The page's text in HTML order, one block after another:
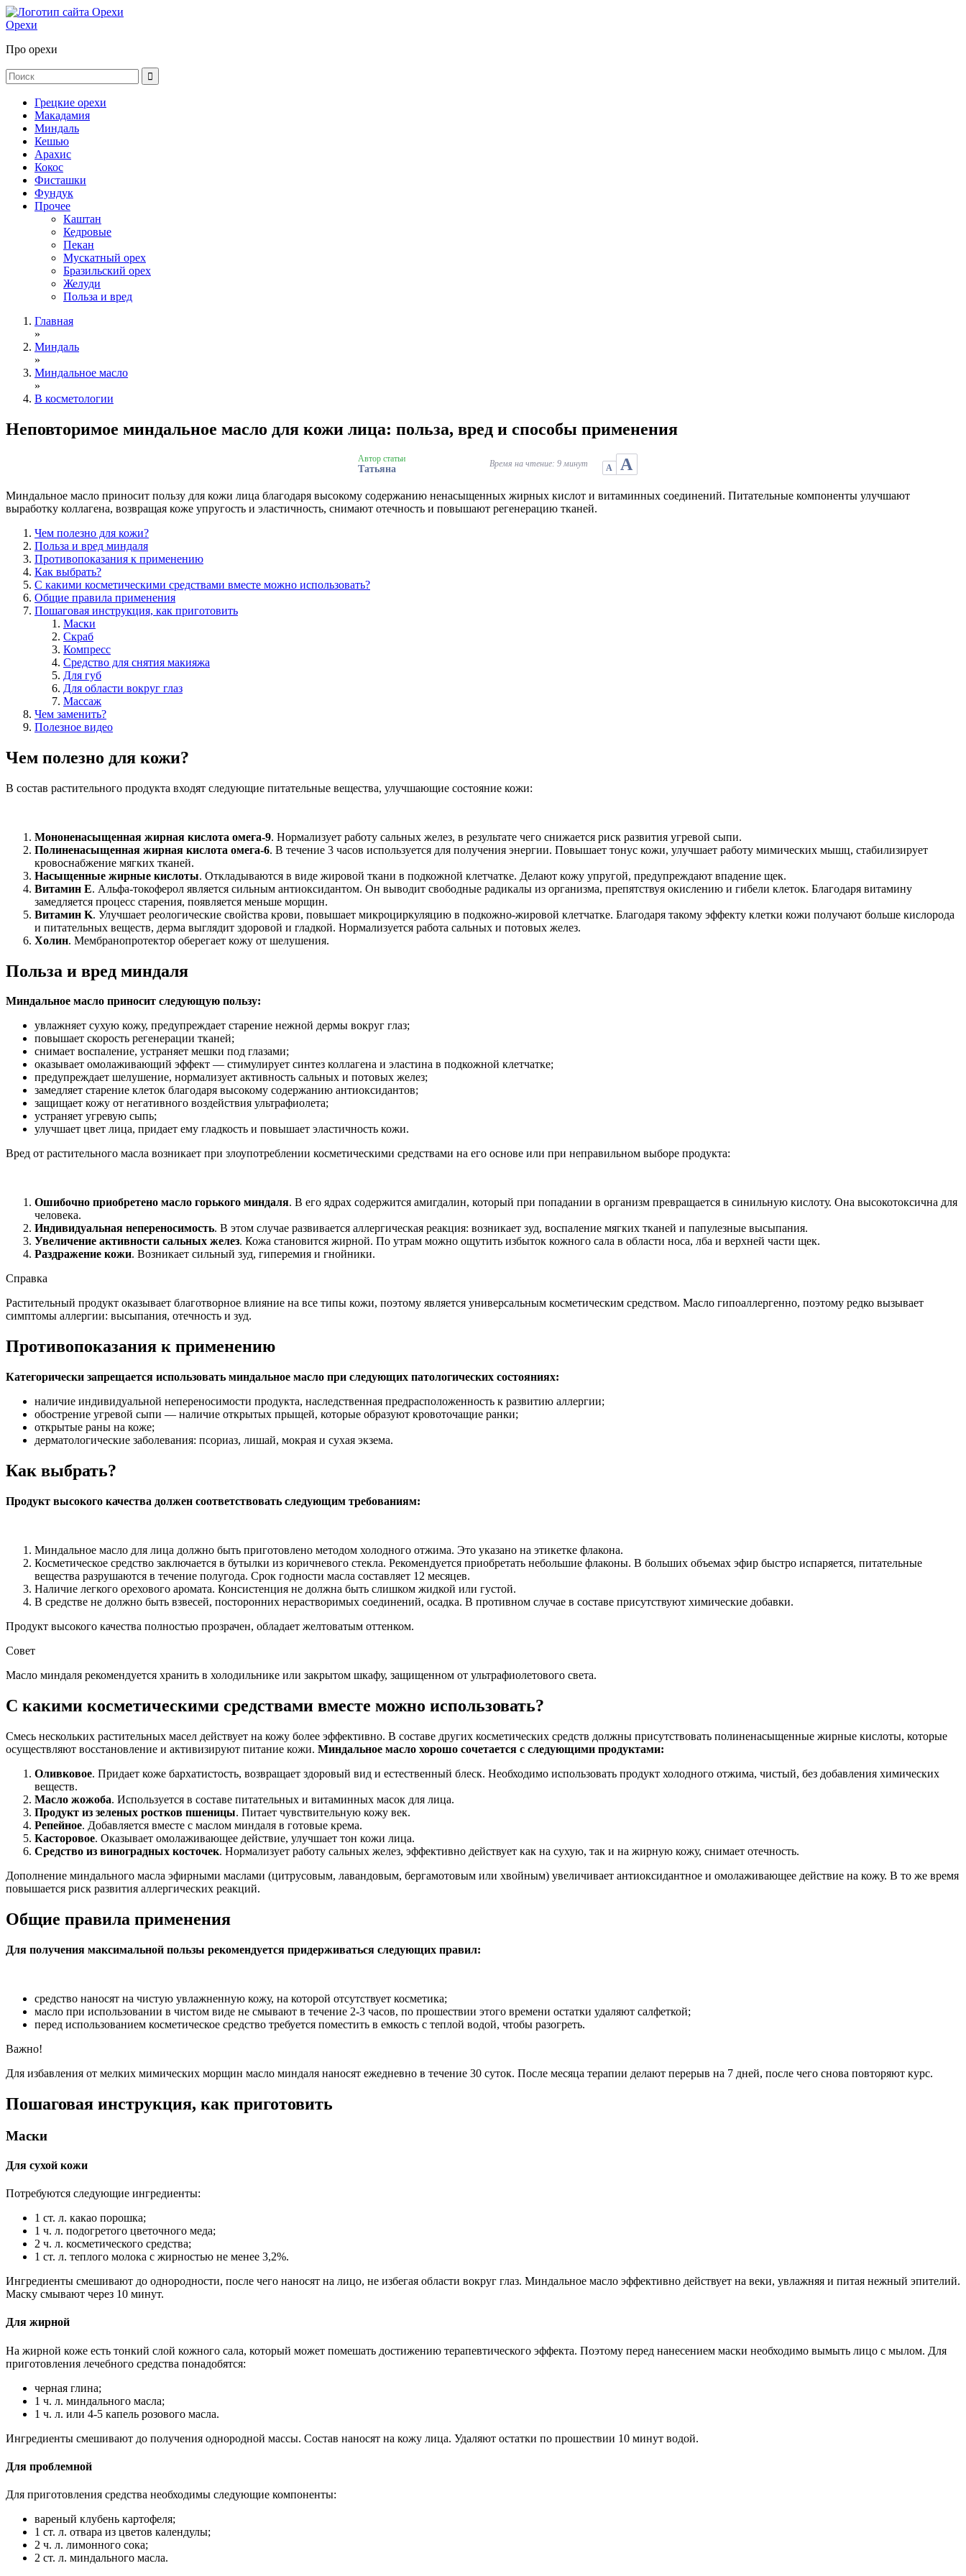
Орехи
Про орехи
Грецкие орехи
Макадамия
Миндаль
Кешью
Арахис
Кокос
Фисташки
Фундук
Прочее
Каштан
Кедровые
Пекан
Мускатный орех
Бразильский орех
Желуди
Польза и вред
Главная
»
Миндаль
»
Миндальное масло
»
В косметологии
Неповторимое миндальное масло для кожи лица: польза, вред и способы применения
Автор статьи
Татьяна Время на чтение: 9 минут А А
Миндальное масло приносит пользу для кожи лица благодаря высокому содержанию ненасыщенных жирных кислот и витаминных соединений. Питательные компоненты улучшают
выработку коллагена, возвращая коже упругость и эластичность, снимают отечность и повышают регенерацию тканей.
Чем полезно для кожи?
Польза и вред миндаля
Противопоказания к применению
Как выбрать?
С какими косметическими средствами вместе можно использовать?
Общие правила применения
Пошаговая инструкция, как приготовить
Маски
Скраб
Компресс
Средство для снятия макияжа
Для губ
Для области вокруг глаз
Массаж
Чем заменить?
Полезное видео
Чем полезно для кожи?
В состав растительного продукта входят следующие питательные вещества, улучшающие состояние кожи:
Мононенасыщенная жирная кислота омега-9. Нормализует работу сальных желез, в результате чего снижается риск развития угревой сыпи.
Полиненасыщенная жирная кислота омега-6. В течение 3 часов используется для получения энергии. Повышает тонус кожи, улучшает работу мимических мышц, стабилизирует
кровоснабжение мягких тканей.
Насыщенные жирные кислоты. Откладываются в виде жировой ткани в подкожной клетчатке. Делают кожу упругой, предупреждают впадение щек.
Витамин E. Альфа-токоферол является сильным антиоксидантом. Он выводит свободные радикалы из организма, препятствуя окислению и гибели клеток. Благодаря витамину
замедляется процесс старения, появляется меньше морщин.
Витамин K. Улучшает реологические свойства крови, повышает микроциркуляцию в подкожно-жировой клетчатке. Благодаря такому эффекту клетки кожи получают больше кислорода
и питательных веществ, дерма выглядит здоровой и гладкой. Нормализуется работа сальных и потовых желез.
Холин. Мембранопротектор оберегает кожу от шелушения.
Польза и вред миндаля
Миндальное масло приносит следующую пользу:
увлажняет сухую кожу, предупреждает старение нежной дермы вокруг глаз;
повышает скорость регенерации тканей;
снимает воспаление, устраняет мешки под глазами;
оказывает омолаживающий эффект — стимулирует синтез коллагена и эластина в подкожной клетчатке;
предупреждает шелушение, нормализует активность сальных и потовых желез;
замедляет старение клеток благодаря высокому содержанию антиоксидантов;
защищает кожу от негативного воздействия ультрафиолета;
устраняет угревую сыпь;
улучшает цвет лица, придает ему гладкость и повышает эластичность кожи.
Вред от растительного масла возникает при злоупотреблении косметическими средствами на его основе или при неправильном выборе продукта:
Ошибочно приобретено масло горького миндаля. В его ядрах содержится амигдалин, который при попадании в организм превращается в синильную кислоту. Она высокотоксична для
человека.
Индивидуальная непереносимость. В этом случае развивается аллергическая реакция: возникает зуд, воспаление мягких тканей и папулезные высыпания.
Увеличение активности сальных желез. Кожа становится жирной. По утрам можно ощутить избыток кожного сала в области носа, лба и верхней части щек.
Раздражение кожи. Возникает сильный зуд, гиперемия и гнойники.
Справка
Растительный продукт оказывает благотворное влияние на все типы кожи, поэтому является универсальным косметическим средством. Масло гипоаллергенно, поэтому редко вызывает
симптомы аллергии: высыпания, отечность и зуд.
Противопоказания к применению
Категорически запрещается использовать миндальное масло при следующих патологических состояниях:
наличие индивидуальной непереносимости продукта, наследственная предрасположенность к развитию аллергии;
обострение угревой сыпи — наличие открытых прыщей, которые образуют кровоточащие ранки;
открытые раны на коже;
дерматологические заболевания: псориаз, лишай, мокрая и сухая экзема.
Как выбрать?
Продукт высокого качества должен соответствовать следующим требованиям:
Миндальное масло для лица должно быть приготовлено методом холодного отжима. Это указано на этикетке флакона.
Косметическое средство заключается в бутылки из коричневого стекла. Рекомендуется приобретать небольшие флаконы. В больших объемах эфир быстро испаряется, питательные
вещества разрушаются в течение полугода. Срок годности масла составляет 12 месяцев.
Наличие легкого орехового аромата. Консистенция не должна быть слишком жидкой или густой.
В средстве не должно быть взвесей, посторонних нерастворимых соединений, осадка. В противном случае в составе присутствуют химические добавки.
Продукт высокого качества полностью прозрачен, обладает желтоватым оттенком.
Совет
Масло миндаля рекомендуется хранить в холодильнике или закрытом шкафу, защищенном от ультрафиолетового света.
С какими косметическими средствами вместе можно использовать?
Смесь нескольких растительных масел действует на кожу более эффективно. В составе других косметических средств должны присутствовать полиненасыщенные жирные кислоты, которые
осуществляют восстановление и активизируют питание кожи. Миндальное масло хорошо сочетается с следующими продуктами:
Оливковое. Придает коже бархатистость, возвращает здоровый вид и естественный блеск. Необходимо использовать продукт холодного отжима, чистый, без добавления химических
веществ.
Масло жожоба. Используется в составе питательных и витаминных масок для лица.
Продукт из зеленых ростков пшеницы. Питает чувствительную кожу век.
Репейное. Добавляется вместе с маслом миндаля в готовые крема.
Касторовое. Оказывает омолаживающее действие, улучшает тон кожи лица.
Средство из виноградных косточек. Нормализует работу сальных желез, эффективно действует как на сухую, так и на жирную кожу, снимает отечность.
Дополнение миндального масла эфирными маслами (цитрусовым, лавандовым, бергамотовым или хвойным) увеличивает антиоксидантное и омолаживающее действие на кожу. В то же время
повышается риск развития аллергических реакций.
Общие правила применения
Для получения максимальной пользы рекомендуется придерживаться следующих правил:
средство наносят на чистую увлажненную кожу, на которой отсутствует косметика;
масло при использовании в чистом виде не смывают в течение 2-3 часов, по прошествии этого времени остатки удаляют салфеткой;
перед использованием косметическое средство требуется поместить в емкость с теплой водой, чтобы разогреть.
Важно!
Для избавления от мелких мимических морщин масло миндаля наносят ежедневно в течение 30 суток. После месяца терапии делают перерыв на 7 дней, после чего снова повторяют курс.
Пошаговая инструкция, как приготовить
Маски
Для сухой кожи
Потребуются следующие ингредиенты:
1 ст. л. какао порошка;
1 ч. л. подогретого цветочного меда;
2 ч. л. косметического средства;
1 ст. л. теплого молока с жирностью не менее 3,2%.
Ингредиенты смешивают до однородности, после чего наносят на лицо, не избегая области вокруг глаз. Миндальное масло эффективно действует на веки, увлажняя и питая нежный эпителий.
Маску смывают через 10 минут.
Для жирной
На жирной коже есть тонкий слой кожного сала, который может помешать достижению терапевтического эффекта. Поэтому перед нанесением маски необходимо вымыть лицо с мылом. Для
приготовления лечебного средства понадобятся:
черная глина;
1 ч. л. миндального масла;
1 ч. л. или 4-5 капель розового масла.
Ингредиенты смешивают до получения однородной массы. Состав наносят на кожу лица. Удаляют остатки по прошествии 10 минут водой.
Для проблемной
Для приготовления средства необходимы следующие компоненты:
вареный клубень картофеля;
1 ст. л. отвара из цветов календулы;
2 ч. л. лимонного сока;
2 ст. л. миндального масла.